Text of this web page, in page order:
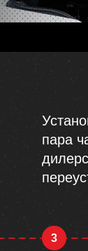
3
пара